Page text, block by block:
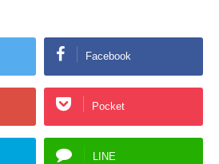
Facebook
Pocket
LINE